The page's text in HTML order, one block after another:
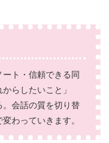
ト・信頼できる同
らしたいこと」
。会話の質を切り替
わっていきます。